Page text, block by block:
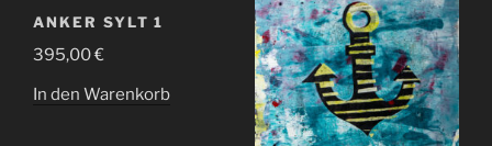
ANKER SYLT 1
395,00€
In den Warenkorb